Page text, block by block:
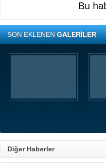
Bu
SON EKLENENGALERİLER
Diğer Haberler